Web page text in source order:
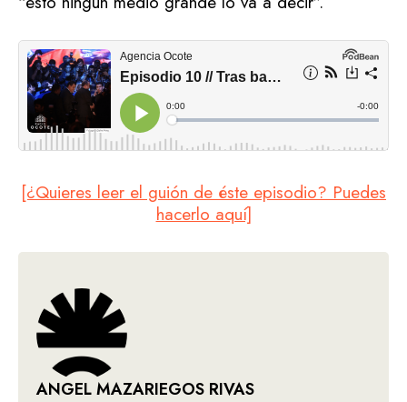
[¿Quieres leer el guión de éste episodio? Puedes
hacerlo aquí]
ANGEL MAZARIEGOS RIVAS